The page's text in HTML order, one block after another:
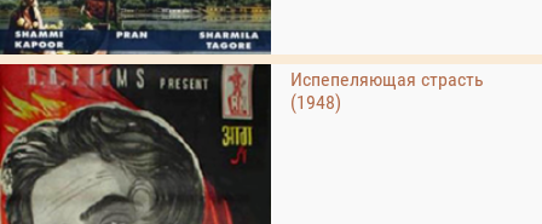
Испепеляющая страсть
(1948)